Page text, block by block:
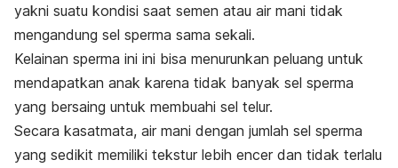
yakni suatu kondisi saat semen atau air mani tidak
mengandung sel sperma sama sekali.
Kelainan sperma ini ini bisa menurunkan peluang untuk
mendapatkan anak karena tidak banyak sel sperma
yang bersaing untuk membuahi sel telur.
Secara kasatmata, air mani dengan jumlah sel sperma
yang sedikit memiliki tekstur lebih encer dan tidak terlalu